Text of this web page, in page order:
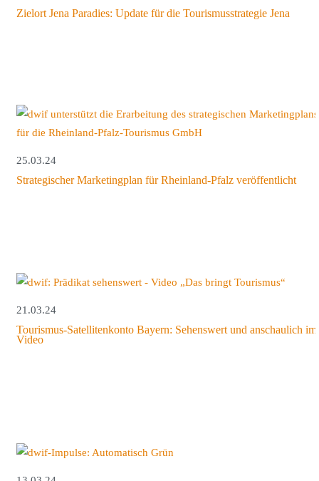
Zielort Jena Paradies: Update für die Tourismusstrategie Jena
25.03.24
Strategischer Marketingplan für Rheinland-Pfalz veröffentlicht
21.03.24
Tourismus-Satellitenkonto Bayern: Sehenswert und anschaulich im
Video